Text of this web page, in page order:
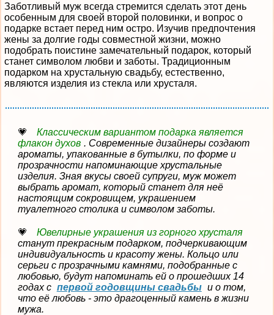
Заботливый муж всегда стремится сделать этот день
особенным для своей второй половинки, и вопрос о
подарке встает перед ним остро. Изучив предпочтения
жены за долгие годы совместной жизни, можно
подобрать поистине замечательный подарок, который
станет символом любви и заботы. Традиционным
подарком на хрустальную свадьбу, естественно,
являются изделия из стекла или хрусталя.
Классическим вариантом подарка является
флакон духов . Современные дизайнеры создают
ароматы, упакованные в бутылки, по форме и
прозрачности напоминающие хрустальные
изделия. Зная вкусы своей супруги, муж может
выбрать аромат, который станет для неё
настоящим сокровищем, украшением
туалетного столика и символом заботы.
Ювелирные украшения из горного хрусталя
станут прекрасным подарком, подчеркивающим
индивидуальность и красоту жены. Кольцо или
серьги с прозрачными камнями, подобранные с
любовью, будут напоминать ей о прошедших 14
годах с первой годовщины свадьбы и о том,
что её любовь - это драгоценный камень в жизни
мужа.